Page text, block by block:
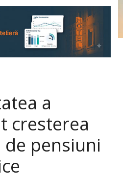
a
cresterea
pensiuni